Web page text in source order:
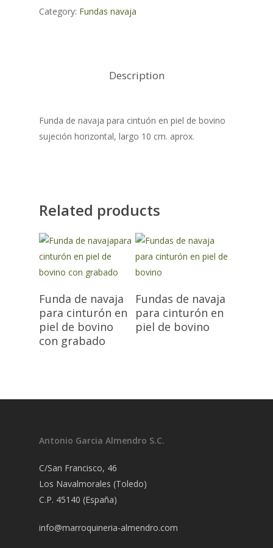
Category: Fundas navaja
Description
Funda de navaja para cintuón en piel de bovino
sujeción horizontal, largo 10 cm. aprox.
Related products
Funda de navaja
para cinturón en
piel de bovino
con grabado
Fundas de navaja
para cinturón en
piel de bovino
Antonio Garcia Almendro S.C.
C/San Francisco, 46
Los Navalmorales (Toledo)
C.P. 45140 (España)
info@marroquineria-almendro.com